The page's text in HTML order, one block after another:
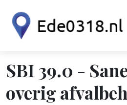
SBI 39.0 -
overig